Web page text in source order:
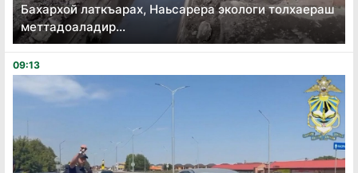
Бахархой латкъарах, Наьсарера экологи толхаераш
меттадоаладир...
09:13